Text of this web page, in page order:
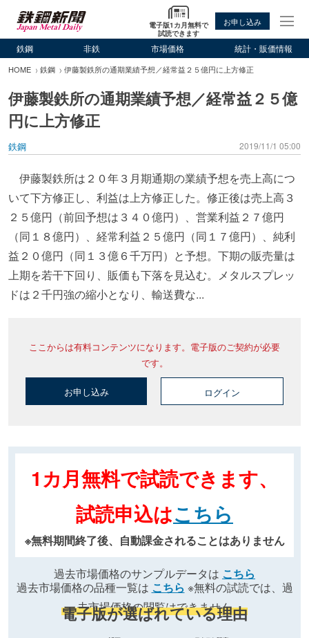
電子版1カ月無料で
試読できます
お申し込み
鉄鋼 非鉄 市場価格 統計・販価情報
HOME 鉄鋼 伊藤製鉄所の通期業績予想／経常益２５億円に上方修正
伊藤製鉄所の通期業績予想／経常益２５億
円に上方修正
鉄鋼 2019/11/1 05:00
伊藤製鉄所は２０年３月期通期の業績予想を売上高につ
いて下方修正し、利益は上方修正した。修正後は売上高３
２５億円（前回予想は３４０億円）、営業利益２７億円
（同１８億円）、経常利益２５億円（同１７億円）、純利
益２０億円（同１３億６千万円）と予想。下期の販売量は
上期を若干下回り、販価も下落を見込む。メタルスプレッ
ドは２千円強の縮小となり、輸送費な...
ここからは有料コンテンツになります。電子版のご契約が必要
です。
お申し込み ログイン
1カ月無料で試読できます、
試読申込はこちら
※無料期間終了後、自動課金されることはありません
過去市場価格のサンプルデータは こちら
過去市場価格の品種一覧は こちら ※無料の試読では、過
去市場価格の閲覧はできません
電子版が選ばれている理由